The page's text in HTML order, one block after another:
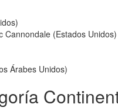
Cannondale (Estados Unidos)
Árabes Unidos)